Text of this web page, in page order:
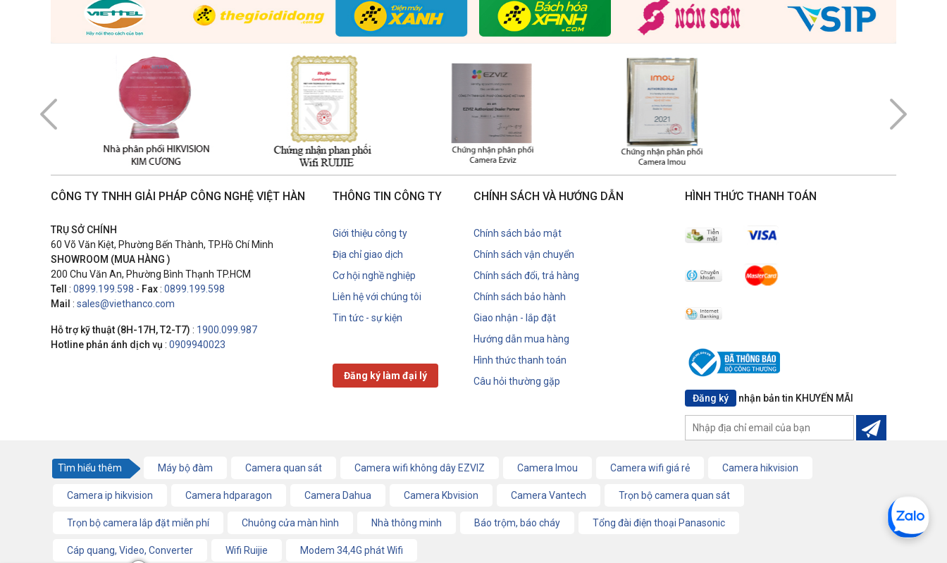
CÔNG TY TNHH GIẢI PHÁP CÔNG NGHỆ VIỆT HÀN
TRỤ SỞ CHÍNH
60 Võ Văn Kiệt, Phường Bến Thành, TP.Hồ Chí Minh
SHOWROOM (MUA HÀNG )
200 Chu Văn An, Phường Bình Thạnh TP.HCM
Tell : 0899.199.598 - Fax: 0899.199.598
Mail : sales@viethanco.com
Hỗ trợ kỹ thuật (8H-17H, T2-T7) : 1900.099.987
Hotline phản ánh dịch vụ : 0909940023
THÔNG TIN CÔNG TY
Giới thiệu công ty
Địa chỉ giao dịch
Cơ hội nghề nghiệp
Liên hệ với chúng tôi
Tin tức - sự kiện
Đăng ký làm đại lý
CHÍNH SÁCH VÀ HƯỚNG DẪN
Chính sách bảo mật
Chính sách vận chuyển
Chính sách đổi, trả hàng
Chính sách bảo hành
Giao nhận - lắp đặt
Hướng dẫn mua hàng
Hình thức thanh toán
Câu hỏi thường gặp
HÌNH THỨC THANH TOÁN
Đăng ký nhận bản tin KHUYẾN MÃI
Tìm hiểu thêm Máy bộ đàm Camera quan sát Camera wifi không dây EZVIZ Camera Imou Camera wifi giá rẻ Camera hikvision
Camera ip hikvision Camera hdparagon Camera Dahua Camera Kbvision Camera Vantech Trọn bộ camera quan sát
Trọn bộ camera lắp đặt miễn phí Chuông cửa màn hình Nhà thông minh Báo trộm, báo cháy Tổng đài điện thoại Panasonic
Cáp quang, Video, Converter Wifi Ruijie Modem 34,4G phát Wifi